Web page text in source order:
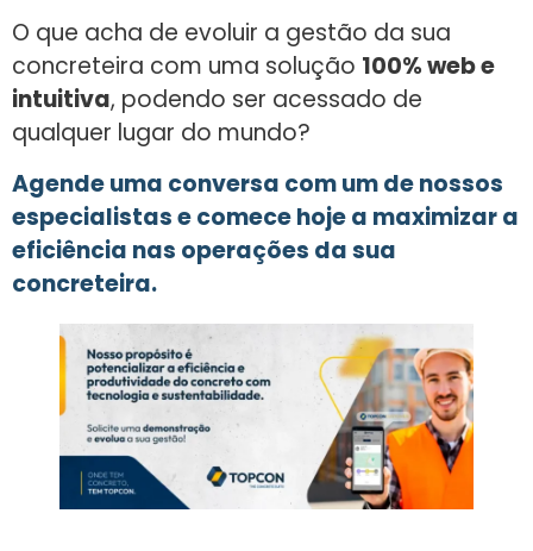
O que acha de evoluir a gestão da sua
concreteira com uma solução 100% web e
intuitiva, podendo ser acessado de
qualquer lugar do mundo?
Agende uma conversa com um de nossos
especialistas e comece hoje a maximizar a
eficiência nas operações da sua
concreteira.